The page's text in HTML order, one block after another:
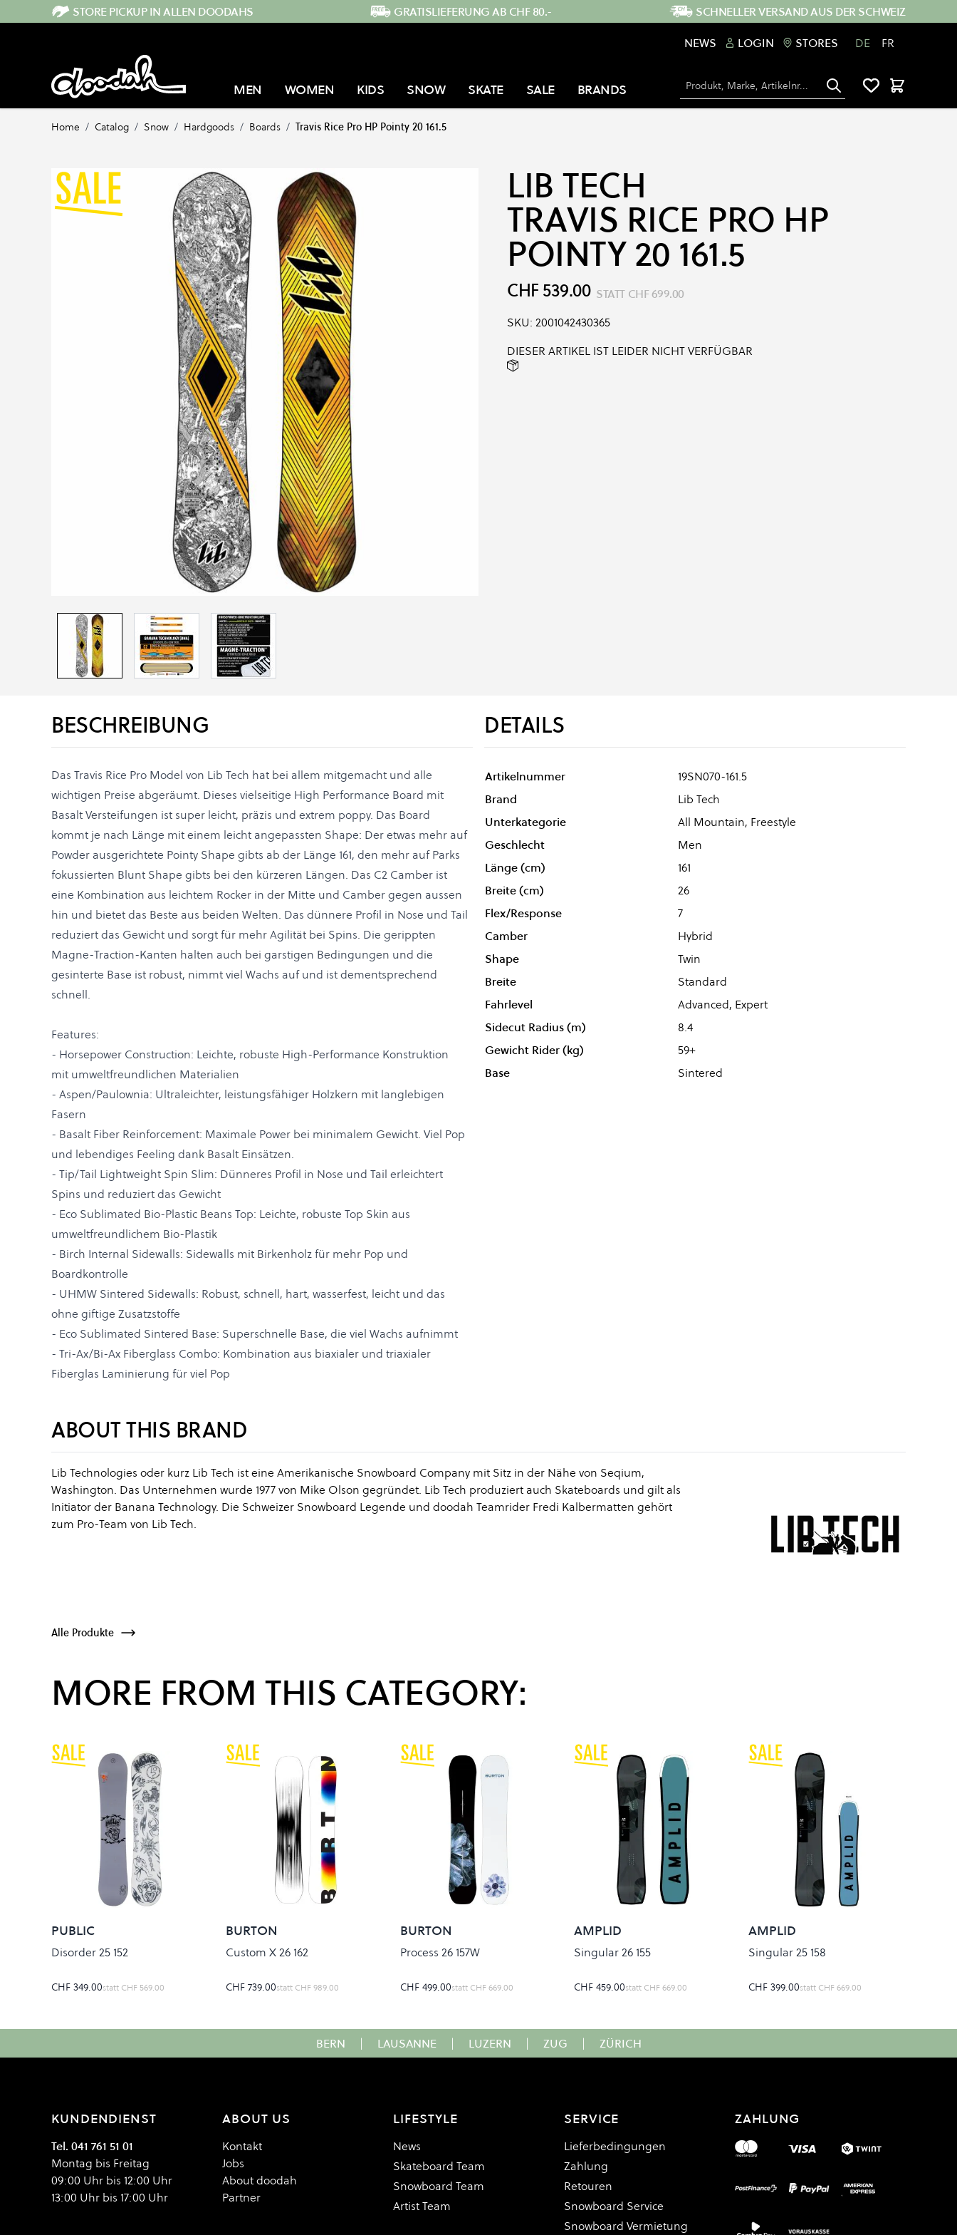
Direkt zum InhaltSTORE PICKUP IN ALLEN DOODAHS GRATISLIEFERUNG AB CHF 80.-
SCHNELLER VERSAND AUS DER SCHWEIZ
NEWS
LOGIN STORES DE FR
MEN WOMEN KIDS SNOW SKATE SALE BRANDS Suche Warenkorb
Home / Catalog / Snow / Hardgoods / Boards / Travis Rice Pro HP Pointy 20 161.5
LIB TECH
TRAVIS RICE PRO HP
POINTY 20 161.5
CHF 539.00 STATT CHF 699.00
SKU: 2001042430365
DIESER ARTIKEL IST LEIDER NICHT VERFÜGBAR
BESCHREIBUNG
Das Travis Rice Pro Model von Lib Tech hat bei allem mitgemacht und alle
wichtigen Preise abgeräumt. Dieses vielseitige High Performance Board mit
Basalt Versteifungen ist super leicht, präzis und extrem poppy. Das Board
kommt je nach Länge mit einem leicht angepassten Shape: Der etwas mehr auf
Powder ausgerichtete Pointy Shape gibts ab der Länge 161, den mehr auf Parks
fokussierten Blunt Shape gibts bei den kürzeren Längen. Das C2 Camber ist
eine Kombination aus leichtem Rocker in der Mitte und Camber gegen aussen
hin und bietet das Beste aus beiden Welten. Das dünnere Profil in Nose und Tail
reduziert das Gewicht und sorgt für mehr Agilität bei Spins. Die gerippten
Magne-Traction-Kanten halten auch bei garstigen Bedingungen und die
gesinterte Base ist robust, nimmt viel Wachs auf und ist dementsprechend
schnell.
Features:
- Horsepower Construction: Leichte, robuste High-Performance Konstruktion
mit umweltfreundlichen Materialien
- Aspen/Paulownia: Ultraleichter, leistungsfähiger Holzkern mit langlebigen
Fasern
- Basalt Fiber Reinforcement: Maximale Power bei minimalem Gewicht. Viel Pop
und lebendiges Feeling dank Basalt Einsätzen.
- Tip/Tail Lightweight Spin Slim: Dünneres Profil in Nose und Tail erleichtert
Spins und reduziert das Gewicht
- Eco Sublimated Bio-Plastic Beans Top: Leichte, robuste Top Skin aus
umweltfreundlichem Bio-Plastik
- Birch Internal Sidewalls: Sidewalls mit Birkenholz für mehr Pop und
Boardkontrolle
- UHMW Sintered Sidewalls: Robust, schnell, hart, wasserfest, leicht und das
ohne giftige Zusatzstoffe
- Eco Sublimated Sintered Base: Superschnelle Base, die viel Wachs aufnimmt
- Tri-Ax/Bi-Ax Fiberglass Combo: Kombination aus biaxialer und triaxialer
Fiberglas Laminierung für viel Pop
DETAILS
Artikelnummer
19SN070-161.5
Brand
Lib Tech
Unterkategorie
All Mountain, Freestyle
Geschlecht
Men
Länge (cm)
161
Breite (cm)
26
Flex/Response
7
Camber
Hybrid
Shape
Twin
Breite
Standard
Fahrlevel
Advanced, Expert
Sidecut Radius (m)
8.4
Gewicht Rider (kg)
59+
Base
Sintered
ABOUT THIS BRAND
Lib Technologies oder kurz Lib Tech ist eine Amerikanische Snowboard Company mit Sitz in der Nähe von Seqium,
Washington. Das Unternehmen wurde 1977 von Mike Olson gegründet. Lib Tech produziert auch Skateboards und gilt als
Initiator der Banana Technology. Die Schweizer Snowboard Legende und doodah Teamrider Fredi Kalbermatten gehört
zum Pro-Team von Lib Tech.
Alle Produkte
MORE FROM THIS CATEGORY:
PUBLIC
Disorder 25 152
CHF 349.00statt CHF 569.00
BURTON
Custom X 26 162
CHF 739.00statt CHF 989.00
BURTON
Process 26 157W
CHF 499.00statt CHF 669.00
AMPLID
Singular 26 155
CHF 459.00statt CHF 669.00
AMPLID
Singular 25 158
CHF 399.00statt CHF 669.00
BERN | LAUSANNE | LUZERN | ZUG | ZÜRICH
KUNDENDIENST
Tel. 041 761 51 01
Montag bis Freitag
09:00 Uhr bis 12:00 Uhr
13:00 Uhr bis 17:00 Uhr
ABOUT US
Kontakt
Jobs
About doodah
Partner
LIFESTYLE
News
Skateboard Team
Snowboard Team
Artist Team
SERVICE
Lieferbedingungen
Zahlung
Retouren
Snowboard Service
Snowboard Vermietung
ZAHLUNG